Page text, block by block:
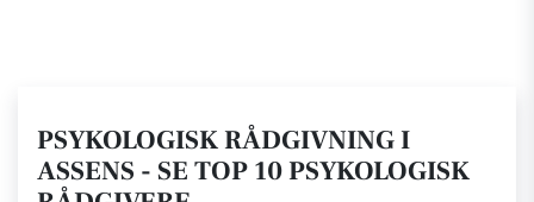
PSYKOLOGISK RÅDGIVNING I
ASSENS - SE TOP 10 PSYKOLOGISK